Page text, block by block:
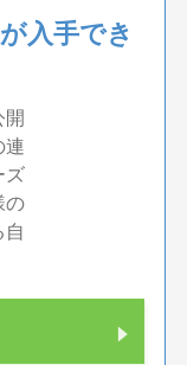
入手でき
開
連
ズ
の
自